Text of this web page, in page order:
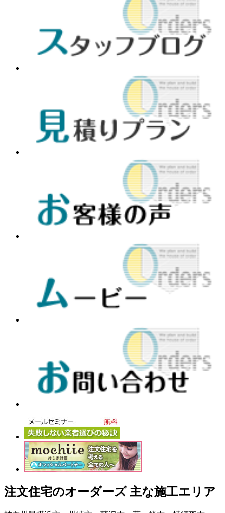
注文住宅のオーダーズ 主な施工エリア